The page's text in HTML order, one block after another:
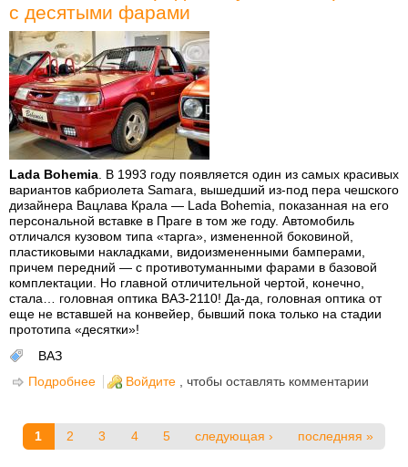
с десятыми фарами
Lada Bohemia . В 1993 году появляется один из самых красивых
вариантов кабриолета Samara, вышедший из-под пера чешского
дизайнера Вацлава Крала — Lada Bohemia, показанная на его
персональной вставке в Праге в том же году. Автомобиль
отличался кузовом типа «тарга», измененной боковиной,
пластиковыми накладками, видоизмененными бамперами,
причем передний — с противотуманными фарами в базовой
комплектации. Но главной отличительной чертой, конечно,
стала… головная оптика ВАЗ-2110! Да-да, головная оптика от
еще не вставшей на конвейер, бывший пока только на стадии
прототипа «десятки»!
ВАЗ
Подробнее о Lada Bohemia - редкая "зубила" кабриолет с
Войдите , чтобы оставлять комментарии
Страницы
1 2 3 4 5 следующая › последняя »